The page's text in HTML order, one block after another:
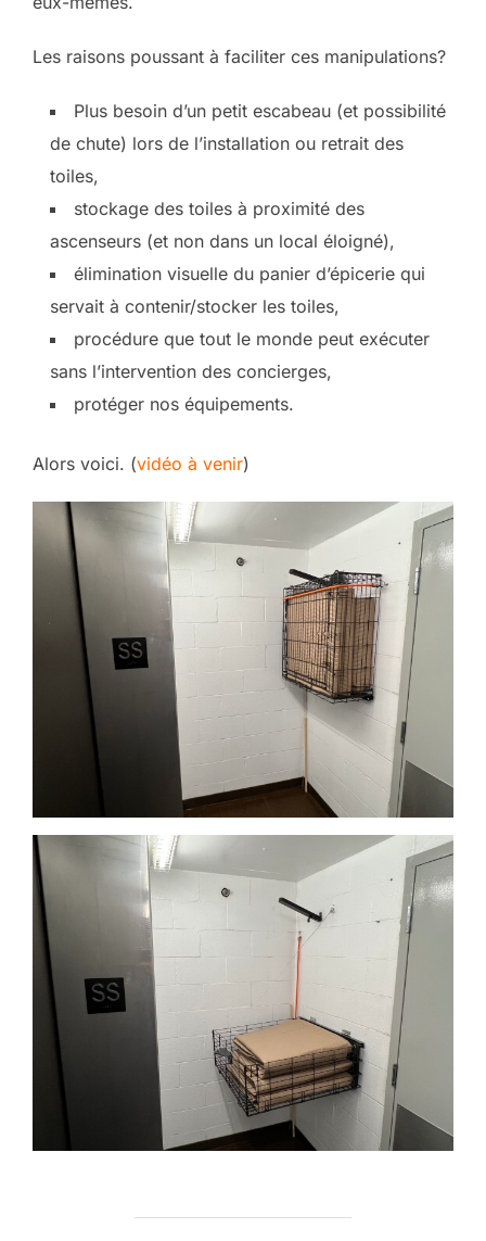
Les raisons poussant à faciliter ces manipulations?
Plus besoin d’un petit escabeau (et possibilité
de chute) lors de l’installation ou retrait des
toiles,
stockage des toiles à proximité des
ascenseurs (et non dans un local éloigné),
élimination visuelle du panier d’épicerie qui
servait à contenir/stocker les toiles,
procédure que tout le monde peut exécuter
sans l’intervention des concierges,
protéger nos équipements.
Alors voici. (vidéo à venir)